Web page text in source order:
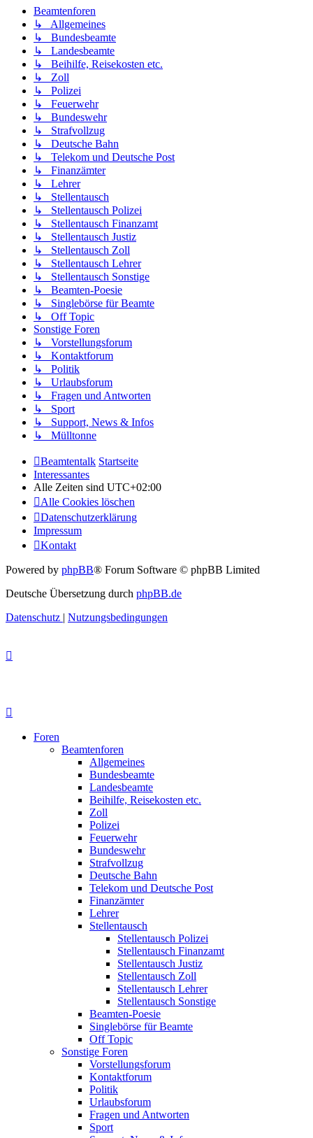
Beamtenforen
↳ Allgemeines
↳ Bundesbeamte
↳ Landesbeamte
↳ Beihilfe, Reisekosten etc.
↳ Zoll
↳ Polizei
↳ Feuerwehr
↳ Bundeswehr
↳ Strafvollzug
↳ Deutsche Bahn
↳ Telekom und Deutsche Post
↳ Finanzämter
↳ Lehrer
↳ Stellentausch
↳ Stellentausch Polizei
↳ Stellentausch Finanzamt
↳ Stellentausch Justiz
↳ Stellentausch Zoll
↳ Stellentausch Lehrer
↳ Stellentausch Sonstige
↳ Beamten-Poesie
↳ Singlebörse für Beamte
↳ Off Topic
Sonstige Foren
↳ Vorstellungsforum
↳ Kontaktforum
↳ Politik
↳ Urlaubsforum
↳ Fragen und Antworten
↳ Sport
↳ Support, News & Infos
↳ Mülltonne
Beamtentalk Startseite
Interessantes
Alle Zeiten sind UTC+02:00
Alle Cookies löschen
Datenschutzerklärung
Impressum
Kontakt
Powered by phpBB® Forum Software © phpBB Limited
Deutsche Übersetzung durch phpBB.de
Datenschutz | Nutzungsbedingungen
Foren
Beamtenforen
Allgemeines
Bundesbeamte
Landesbeamte
Beihilfe, Reisekosten etc.
Zoll
Polizei
Feuerwehr
Bundeswehr
Strafvollzug
Deutsche Bahn
Telekom und Deutsche Post
Finanzämter
Lehrer
Stellentausch
Stellentausch Polizei
Stellentausch Finanzamt
Stellentausch Justiz
Stellentausch Zoll
Stellentausch Lehrer
Stellentausch Sonstige
Beamten-Poesie
Singlebörse für Beamte
Off Topic
Sonstige Foren
Vorstellungsforum
Kontaktforum
Politik
Urlaubsforum
Fragen und Antworten
Sport